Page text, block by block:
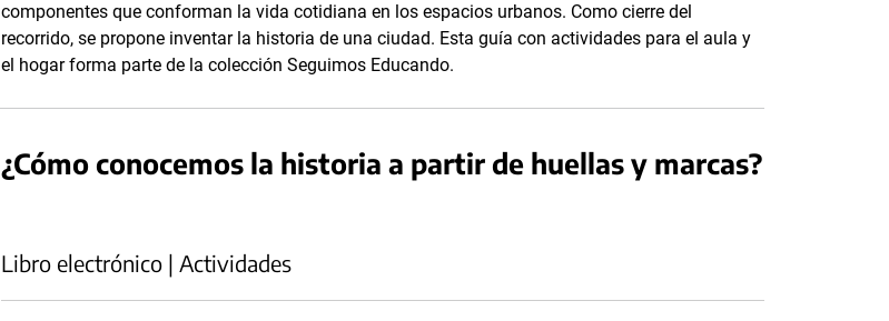
componentes que conforman la vida cotidiana en los espacios urbanos. Como cierre del
recorrido, se propone inventar la historia de una ciudad. Esta guía con actividades para el aula y
el hogar forma parte de la colección Seguimos Educando.
¿Cómo conocemos la historia a partir de huellas y marcas?
Libro electrónico | Actividades